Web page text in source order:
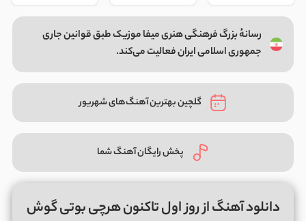
رسانهٔ بزرگ فرهنگی هنری میفا موزیک طبق قوانین جاری
جمهوری اسلامی ایران فعالیت می‌کند.
گلچین بهترین آهنگ‌های شهریور
پخش رایگان آهنگ شما
دانلود آهنگ از روز اول تاکنون هرچی بوتی گوش